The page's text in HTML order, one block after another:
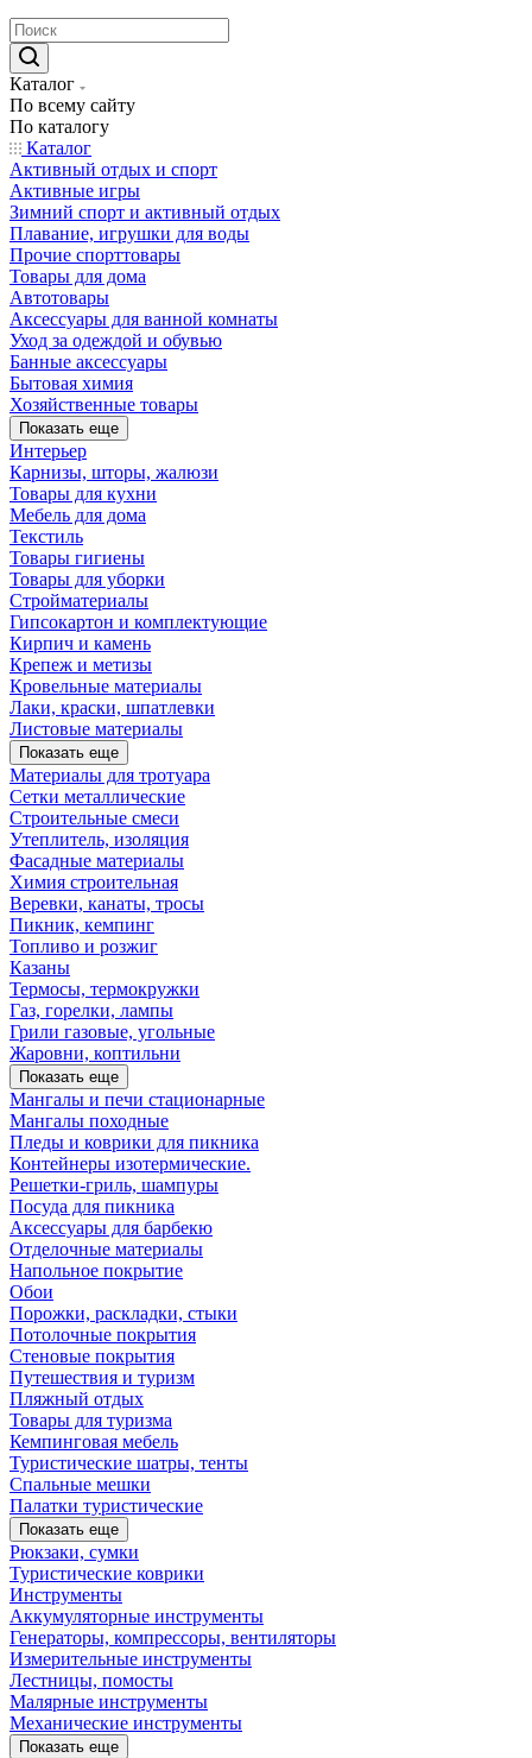
Каталог
По всему сайту
По каталогу
Каталог
Активный отдых и спорт
Активные игры
Зимний спорт и активный отдых
Плавание, игрушки для воды
Прочие спорттовары
Товары для дома
Автотовары
Аксессуары для ванной комнаты
Уход за одеждой и обувью
Банные аксессуары
Бытовая химия
Хозяйственные товары
Показать еще
Интерьер
Карнизы, шторы, жалюзи
Товары для кухни
Мебель для дома
Текстиль
Товары гигиены
Товары для уборки
Стройматериалы
Гипсокартон и комплектующие
Кирпич и камень
Крепеж и метизы
Кровельные материалы
Лаки, краски, шпатлевки
Листовые материалы
Показать еще
Материалы для тротуара
Сетки металлические
Строительные смеси
Утеплитель, изоляция
Фасадные материалы
Химия строительная
Веревки, канаты, тросы
Пикник, кемпинг
Топливо и розжиг
Казаны
Термосы, термокружки
Газ, горелки, лампы
Грили газовые, угольные
Жаровни, коптильни
Показать еще
Мангалы и печи стационарные
Мангалы походные
Пледы и коврики для пикника
Контейнеры изотермические.
Решетки-гриль, шампуры
Посуда для пикника
Аксессуары для барбекю
Отделочные материалы
Напольное покрытие
Обои
Порожки, раскладки, стыки
Потолочные покрытия
Стеновые покрытия
Путешествия и туризм
Пляжный отдых
Товары для туризма
Кемпинговая мебель
Туристические шатры, тенты
Спальные мешки
Палатки туристические
Показать еще
Рюкзаки, сумки
Туристические коврики
Инструменты
Аккумуляторные инструменты
Генераторы, компрессоры, вентиляторы
Измерительные инструменты
Лестницы, помосты
Малярные инструменты
Механические инструменты
Показать еще